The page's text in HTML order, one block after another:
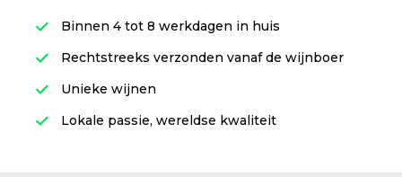
Binnen 4 tot 8 werkdagen in huis
Rechtstreeks verzonden vanaf de wijnboer
Unieke wijnen
Lokale passie, wereldse kwaliteit